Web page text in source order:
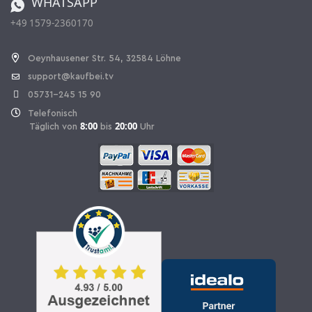
Vertrag widerrufen
+49 1579-2360170
Oeynhausener Str. 54, 32584 Löhne
support@kaufbei.tv
05731-245 15 90
Telefonisch
Täglich von 8:00 bis 20:00 Uhr